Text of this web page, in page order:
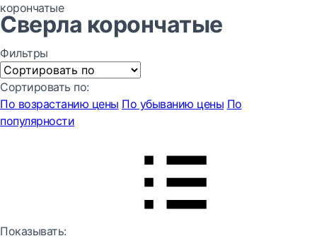
корончатые
Сверла корончатые
Фильтры
Сортировать по:
По возрастанию цены По убыванию цены По
популярности
Показывать: